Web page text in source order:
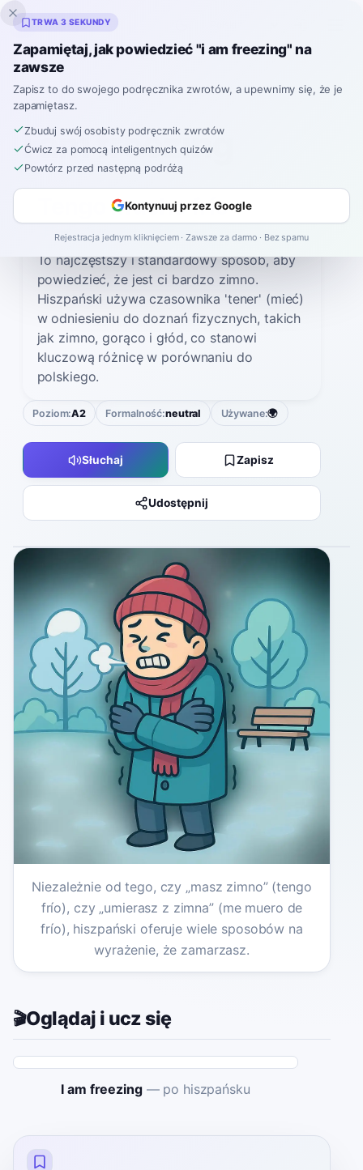
Inklingo
Hiszpański›Jak powiedzieć›I am freezing
I am freezing
PO HISZPAŃSKU
Tengo mucho frío
TEN-go MOO-cho FREE-oh
To najczęstszy i standardowy sposób, aby
powiedzieć, że jest ci bardzo zimno.
Hiszpański używa czasownika 'tener' (mieć)
w odniesieniu do doznań fizycznych, takich
jak zimno, gorąco i głód, co stanowi
kluczową różnicę w porównaniu do
polskiego.
Poziom:A2 Formalność:neutral Używane:🌍
Słuchaj Zapisz
Udostępnij
Niezależnie od tego, czy „masz zimno” (tengo
frío), czy „umierasz z zimna” (me muero de
frío), hiszpański oferuje wiele sposobów na
wyrażenie, że zamarzasz.
🎬Oglądaj i ucz się
I am freezing— po hiszpańsku
TRWA 3 SEKUNDY
Zapamiętaj, jak powiedzieć "i am freezing" na
zawsze
Zapisz to do swojego podręcznika zwrotów, a upewnimy się, że je
zapamiętasz.
Zbuduj swój osobisty podręcznik zwrotów
Ćwicz za pomocą inteligentnych quizów
Powtórz przed następną podróżą
Kontynuuj przez Google
Rejestracja jednym kliknięciem · Zawsze za darmo · Bez spamu